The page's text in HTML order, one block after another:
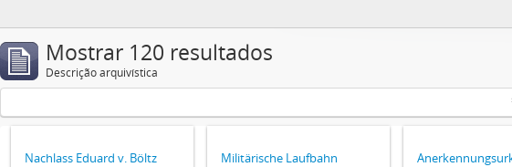
Mostrar 120 resultados
Descrição arquivística
Nachlass Eduard v. Böltz Militärische Laufbahn